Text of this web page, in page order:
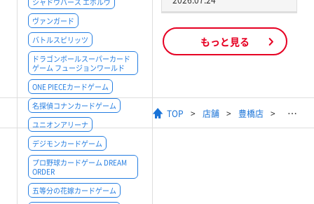
ヴァンガード
バトルスピリッツ
ドラゴンボールスーパーカード
ゲーム フュージョンワールド
ONE PIECEカードゲーム
名探偵コナンカードゲーム
ユニオンアリーナ
デジモンカードゲーム
プロ野球カードゲーム DREAM
ORDER
五等分の花嫁カードゲーム
もっと見る
TOP 店舗 豊橋店